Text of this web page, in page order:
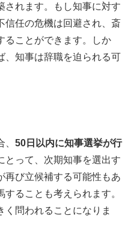
されます。もし知事に対す
信任の危機は回避され、斎
ることができます。しか
、知事は辞職を迫られる可
50日以内に知事選挙が行
とって、次期知事を選出す
再び立候補する可能性もあ
ることも考えられます。
く問われることになりま